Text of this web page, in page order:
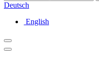
Deutsch
English